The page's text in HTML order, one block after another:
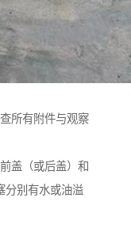
所有附件与观察
盖（或后盖）和
分别有水或油溢